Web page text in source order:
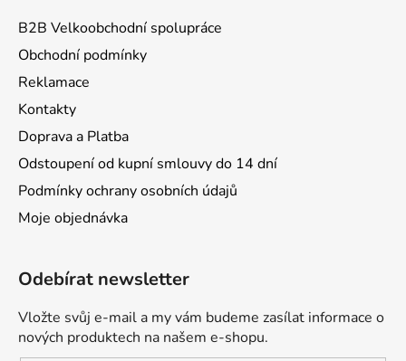
B2B Velkoobchodní spolupráce
Obchodní podmínky
Reklamace
Kontakty
Doprava a Platba
Odstoupení od kupní smlouvy do 14 dní
Podmínky ochrany osobních údajů
Moje objednávka
Odebírat newsletter
Vložte svůj e-mail a my vám budeme zasílat informace o
nových produktech na našem e-shopu.